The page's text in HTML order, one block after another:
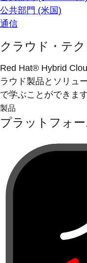
公共部門 (米国)
通信
クラウド・テ
Red Hat® Hybrid
ラウド製品とソリュ
で学ぶことができます
製品
プラットフォ